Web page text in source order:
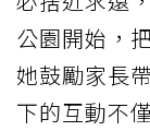
公園開始，
她鼓勵家長
下的互動不